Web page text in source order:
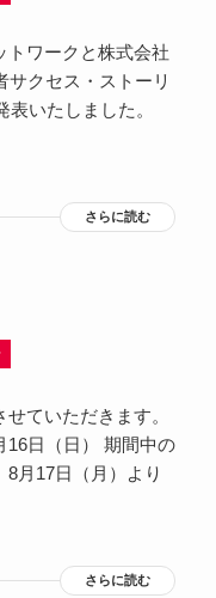
トワークと株式会社
サクセス・ストーリ
いたしました。
さらに読む
ていただきます。
16日（日） 期間中の
月17日（月）より
さらに読む